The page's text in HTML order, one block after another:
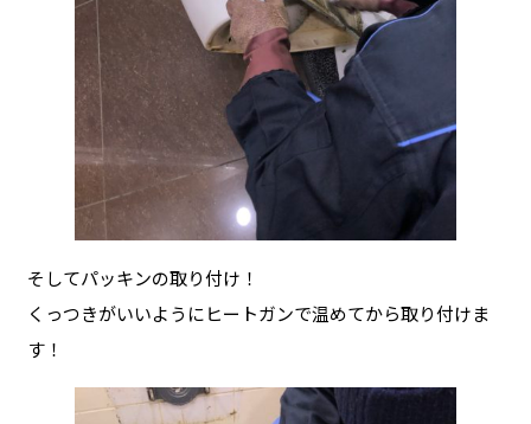
そしてパッキンの取り付け！
くっつきがいいようにヒートガンで温めてから取り付けま
す！